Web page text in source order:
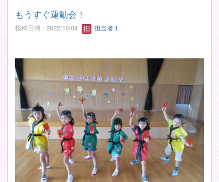
もうすぐ運動会！
投稿日時 : 2022/10/04 担当者１